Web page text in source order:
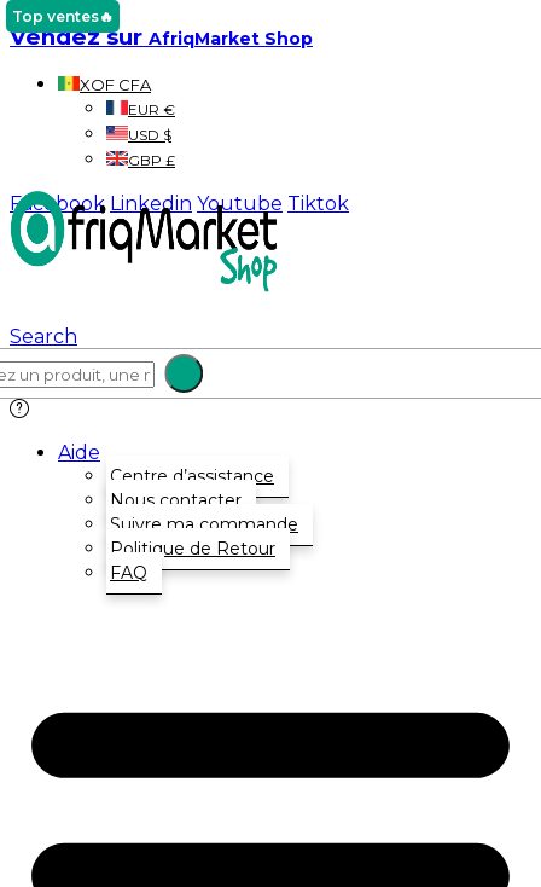
Vendez sur AfriqMarket Shop
XOF CFA
EUR €
USD $
GBP £
Facebook Linkedin Youtube Tiktok
Search
Aide
Centre d’assistance
Nous contacter
Suivre ma commande
Politique de Retour
FAQ
Top ventes🔥